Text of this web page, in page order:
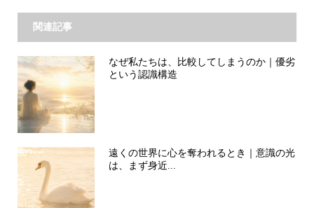
関連記事
なぜ私たちは、比較してしまうのか｜優劣
という認識構造
遠くの世界に心を奪われるとき｜意識の光
は、まず身近...